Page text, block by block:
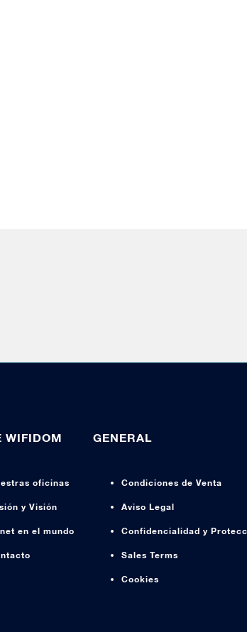
WIFIDOM
oficinas
y Visión
en el mundo
GENERAL
Condiciones de Venta
Aviso Legal
Confidencialidad y
Sales Terms
Cookies